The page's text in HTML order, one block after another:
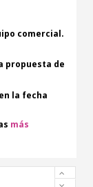
comercial.
propuesta de
la fecha
más